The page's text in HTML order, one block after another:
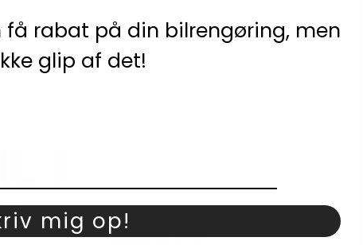
I
få rabat på din bilrengøring, men
glip af det!
mig op!